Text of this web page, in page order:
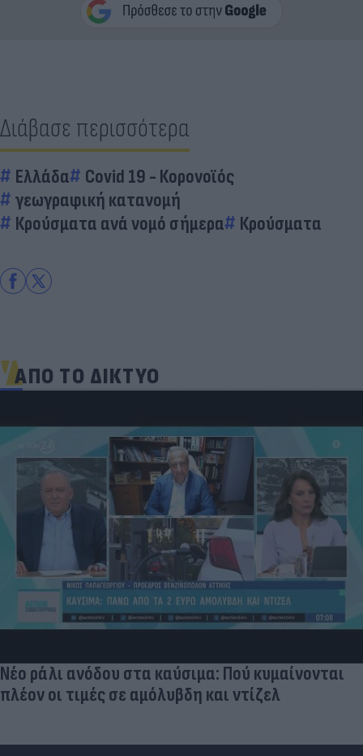
Διάβασε περισσότερα
Ελλάδα
Covid 19 - Κορονοϊός
γεωγραφική κατανομή
Κρούσματα ανά νομό σήμερα
Κρούσματα
ΑΠΟ ΤΟ ΔΙΚΤΥΟ
Νέο ράλι ανόδου στα καύσιμα: Πού κυμαίνονται
πλέον οι τιμές σε αμόλυβδη και ντίζελ